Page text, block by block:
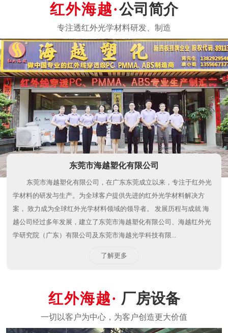
公司简介
东莞市海越塑化有限公司
东莞市海越塑化有限公司，在广东东莞成立以来，专注于红外光
学材料的研发与生产。为全球客户提供先进的红外光学材料解决方
案， 致力成为全球红外光学材料领域的领导者。 发展历程与成就 海
越公司经过多年发展，建立了东莞市海越塑化有限公司、海越红外光
学研究院（广东）有限公司及东莞市海越光学科技有限...
了解更多
厂房设备